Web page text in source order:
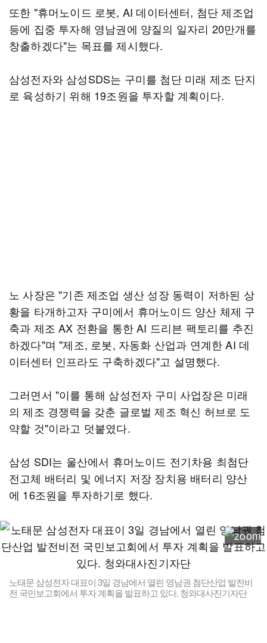
또한 "휴머노이드 로봇, AI 데이터센터, 첨단 제조업
등에 집중 투자해 영남권에 양질의 일자리 20만개를
창출하겠다"는 목표를 제시했다.
삼성전자와 삼성SDS는 구미를 첨단 미래 제조 단지
로 육성하기 위해 19조원을 투자할 계획이다.
노 사장은 "기존 제조업 생산 성장 동력이 저하된 상
황을 타개하고자 구미에서 휴머노이드 양산 체제 구
축과 제조 AX 전환을 통한 AI 드리븐 팩토리를 추진
하겠다"며 "제조, 로봇, 자동화 산업과 연계한 AI 데
이터센터 인프라도 구축하겠다"고 설명했다.
그러면서 "이를 통해 삼성전자 구미 사업장은 미래
의 제조 경쟁력을 갖춘 글로벌 제조 혁신 허브로 도
약할 것"이라고 덧붙였다.
삼성 SDI는 울산에서 휴머노이드 전기차용 최첨단
전고체 배터리 및 에너지 저장 장치용 배터리 양산
에 16조원을 투자하기로 했다.
노태문 삼성전자 대표이 3일 경남에서 열린 영남권 첨단산업 발전비
전 국민보고회에서 투자 계획을 발표하고 있다. 청와대사진기자단